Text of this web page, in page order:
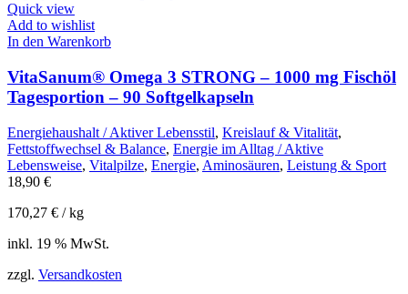
Quick view
Add to wishlist
In den Warenkorb
VitaSanum® Omega 3 STRONG – 1000 mg Fischöl
Tagesportion – 90 Softgelkapseln
Energiehaushalt / Aktiver Lebensstil, Kreislauf & Vitalität,
Fettstoffwechsel & Balance, Energie im Alltag / Aktive
Lebensweise, Vitalpilze, Energie, Aminosäuren, Leistung & Sport
18,90 €
170,27 € /kg
inkl. 19 % MwSt.
zzgl. Versandkosten